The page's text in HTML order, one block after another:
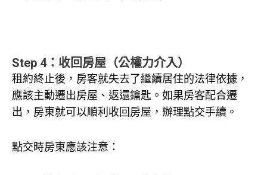
Step 4：收回房屋（公權力介入）
租約終止後，房客就失去了繼續居住的法律依據，
應該主動遷出房屋、返還鑰匙。如果房客配合遷
出，房東就可以順利收回房屋，辦理點交手續。
點交時房東應該注意：